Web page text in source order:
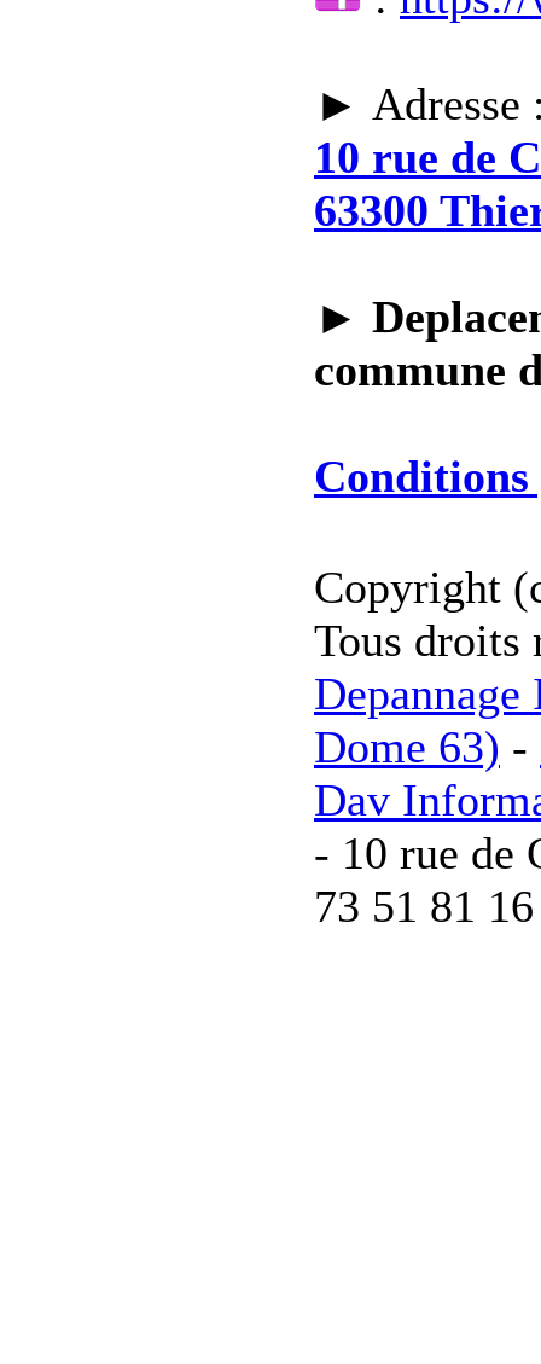
► Adresse
10 rue de
63300
►
commune
Conditions
Copyright
Tous droits
Dome 63) -
Dav
- 10 rue de
73 51 81 16